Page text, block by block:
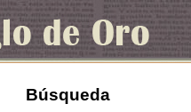
Búsqueda